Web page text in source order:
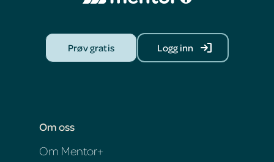
Prøv gratis Logg inn
Om oss
Om Mentor+